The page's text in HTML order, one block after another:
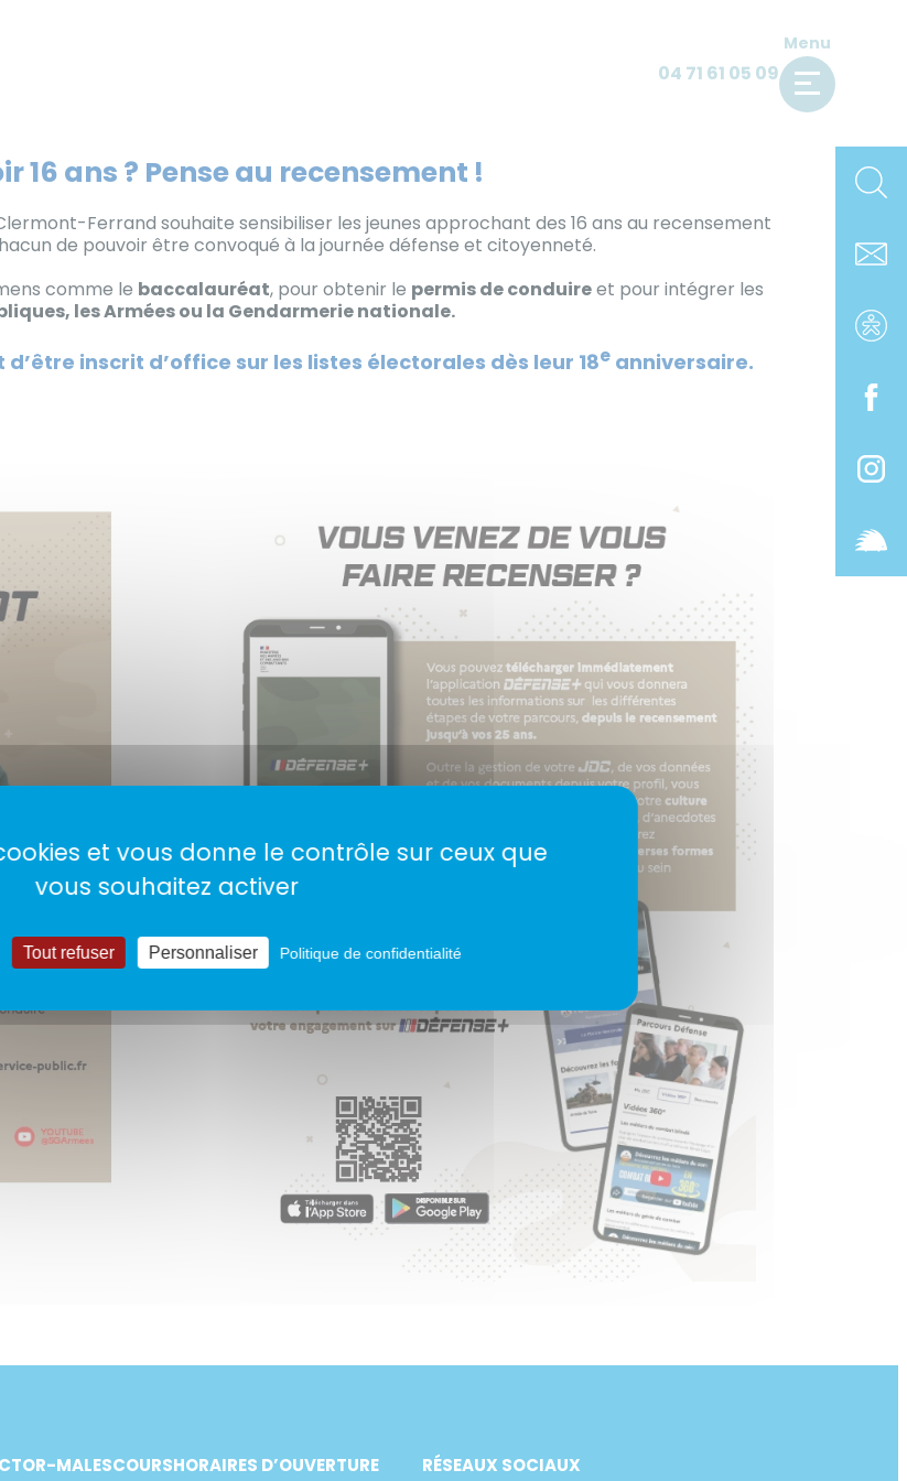
04 71 61 05 09
Menu
16 ans ? Pense au recensement !
Ferrand souhaite sensibiliser les jeunes approchant des 16 ans au recensement
de pouvoir être convoqué à la journée défense et citoyenneté.
comme le baccalauréat, pour obtenir le permis de conduireet pour intégrer les
les Armées ou la Gendarmerie nationale.
inscrit d’office sur les listes électorales dès leur 18e anniversaire.
MALESCOURSHORAIRES D’OUVERTURE RÉSEAUX SOCIAUX
et vous donne le contrôle sur ceux que
vous souhaitez activer
Tout refuser Personnaliser Politique de confidentialité